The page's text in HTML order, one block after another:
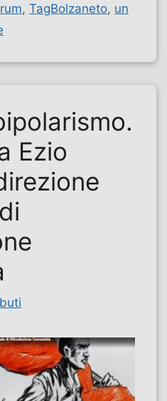
, TagBolzaneto, un
Ezio